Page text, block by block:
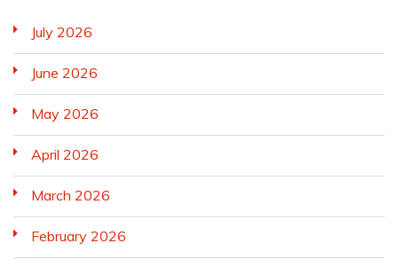
July 2026
June 2026
May 2026
April 2026
March 2026
February 2026